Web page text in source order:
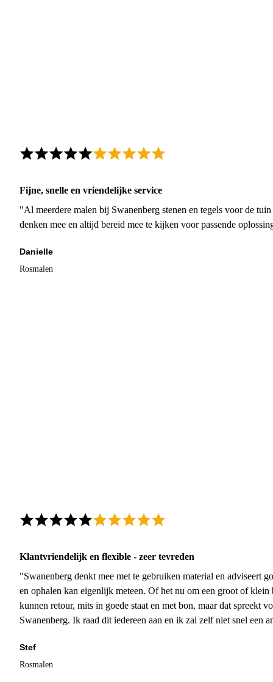
Fijne, snelle en vriendelijke service
"Al meerdere malen bij Swanenberg stenen en tegels voor de
denken mee en altijd bereid mee te kijken voor passende
Danielle
Rosmalen
Klantvriendelijk en flexible - zeer tevreden
"Swanenberg denkt mee met te gebruiken material en adviseert
en ophalen kan eigenlijk meteen. Of het nu om een groot of
kunnen retour, mits in goede staat en met bon, maar dat spreekt
Swanenberg. Ik raad dit iedereen aan en ik zal zelf niet snel een
Stef
Rosmalen